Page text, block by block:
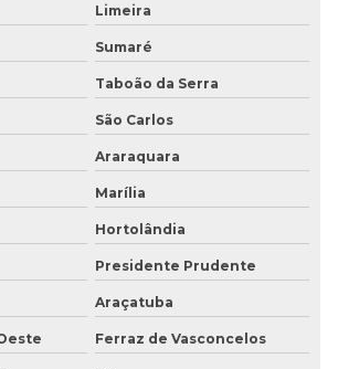
preço
Limeira
Sumaré
Taboão da Serra
São Carlos
Araraquara
Marília
Hortolândia
Presidente Prudente
Araçatuba
Ferraz de Vasconcelos